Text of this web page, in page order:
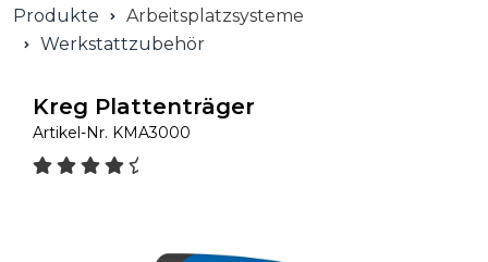
Produkte
Arbeitsplatzsysteme
Werkstattzubehör
Kreg Plattenträger
Artikel-Nr. KMA3000